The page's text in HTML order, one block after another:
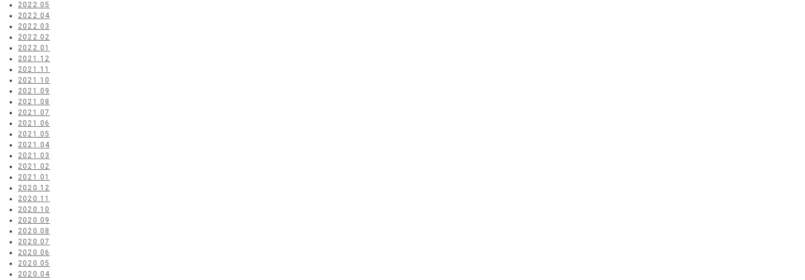
2022.05
2022.04
2022.03
2022.02
2022.01
2021.12
2021.11
2021.10
2021.09
2021.08
2021.07
2021.06
2021.05
2021.04
2021.03
2021.02
2021.01
2020.12
2020.11
2020.10
2020.09
2020.08
2020.07
2020.06
2020.05
2020.04